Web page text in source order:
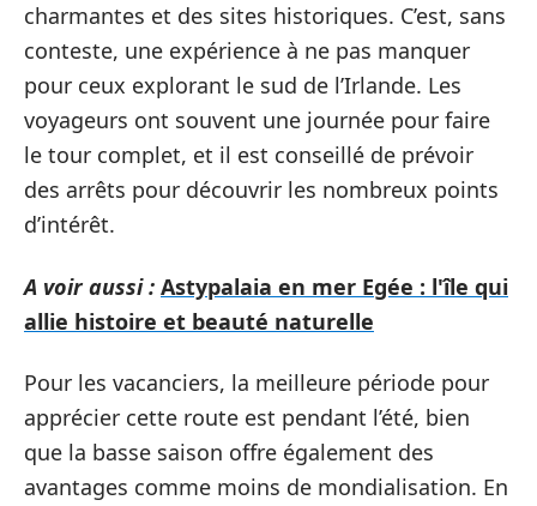
charmantes et des sites historiques. C’est, sans
conteste, une expérience à ne pas manquer
pour ceux explorant le sud de l’Irlande. Les
voyageurs ont souvent une journée pour faire
le tour complet, et il est conseillé de prévoir
des arrêts pour découvrir les nombreux points
d’intérêt.
A voir aussi : Astypalaia en mer Egée : l'île qui
allie histoire et beauté naturelle
Pour les vacanciers, la meilleure période pour
apprécier cette route est pendant l’été, bien
que la basse saison offre également des
avantages comme moins de mondialisation. En